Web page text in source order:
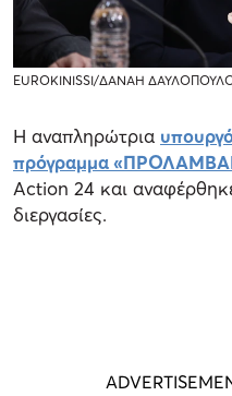
EUROKINISSI/ΔΑΝΑΗ
Η αναπληρώτρια
πρόγραμμα
Action 24 και
διεργασίες.